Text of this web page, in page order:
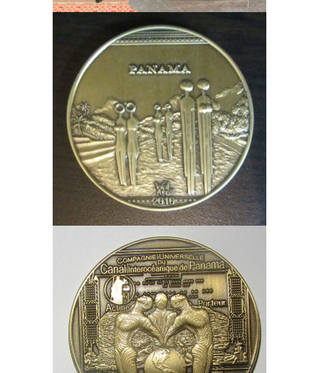
JEAN JACQUES RIBI /MEDALLAS Y
NUMISMÁTICA - NOTAFILIA -
FILATELIA/PASCUAL RUDAS
Medalla Weil Art Homenaje a
los 100 años del canal –
Pollera en el canal
JEAN JACQUES RIBI/MEDALLAS Y
MONEDAS/NUMISMÁTICA - NOTAFILIA -
FILATELIA/PASCUAL RUDAS